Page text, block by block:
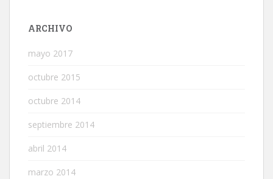
ARCHIVO
mayo 2017
octubre 2015
octubre 2014
septiembre 2014
abril 2014
marzo 2014